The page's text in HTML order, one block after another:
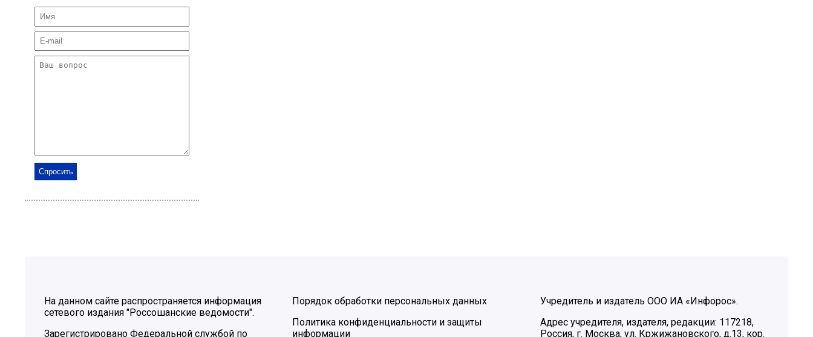
На данном сайте распространяется информация
сетевого издания "Россошанские ведомости".
Зарегистрировано Федеральной службой по
Порядок обработки персональных данных
Политика конфиденциальности и защиты
информации
Учредитель и издатель ООО ИА «Инфорос».
Адрес учредителя, издателя, редакции: 117218,
Россия, г. Москва, ул. Кржижановского, д.13, кор.